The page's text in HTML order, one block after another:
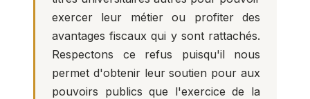
exercer leur métier ou profiter des
avantages fiscaux qui y sont rattachés.
Respectons ce refus puisqu'il nous
permet d'obtenir leur soutien pour aux
pouvoirs publics que l'exercice de la